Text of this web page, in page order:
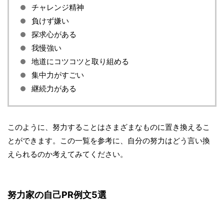
チャレンジ精神
負けず嫌い
探求心がある
我慢強い
地道にコツコツと取り組める
集中力がすごい
継続力がある
このように、努力することはさまざまなものに置き換えるこ
とができます。この一覧を参考に、自分の努力はどう言い換
えられるのか考えてみてください。
努力家の自己PR例文5選